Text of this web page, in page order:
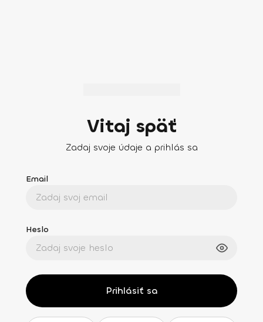
Vitaj späť
Zadaj svoje údaje a prihlás sa
Email
Heslo
Prihlásiť sa